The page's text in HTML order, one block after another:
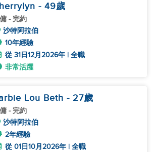
- 49歲
- 完約
沙特阿拉伯
10年經驗
從 31日12月2026年 | 全職
非常活躍
Lou Beth - 27歲
- 完約
沙特阿拉伯
2年經驗
從 01日10月2026年 | 全職